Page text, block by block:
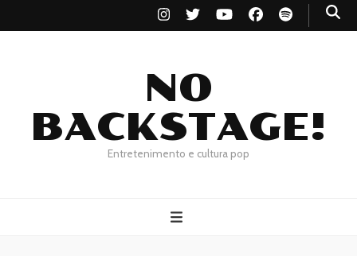
NO
BACKSTAGE!
Entretenimento e cultura pop